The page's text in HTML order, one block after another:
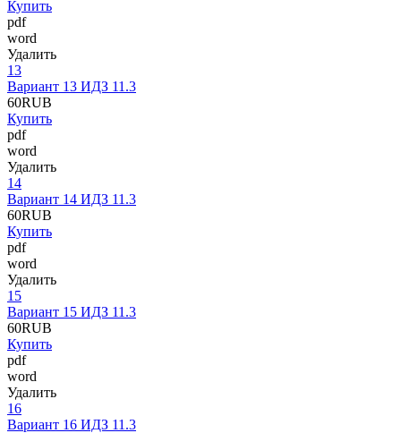
Купить
pdf
word
Удалить
13
Вариант 13 ИДЗ 11.3
60RUB
Купить
pdf
word
Удалить
14
Вариант 14 ИДЗ 11.3
60RUB
Купить
pdf
word
Удалить
15
Вариант 15 ИДЗ 11.3
60RUB
Купить
pdf
word
Удалить
16
Вариант 16 ИДЗ 11.3